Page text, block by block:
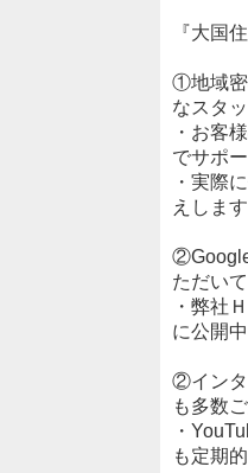
『大国
①地域密
なスタ
・お客
でサポ
・実際
えします
ただい
・弊社
に公開中
②インタ
も多数
・
も定期